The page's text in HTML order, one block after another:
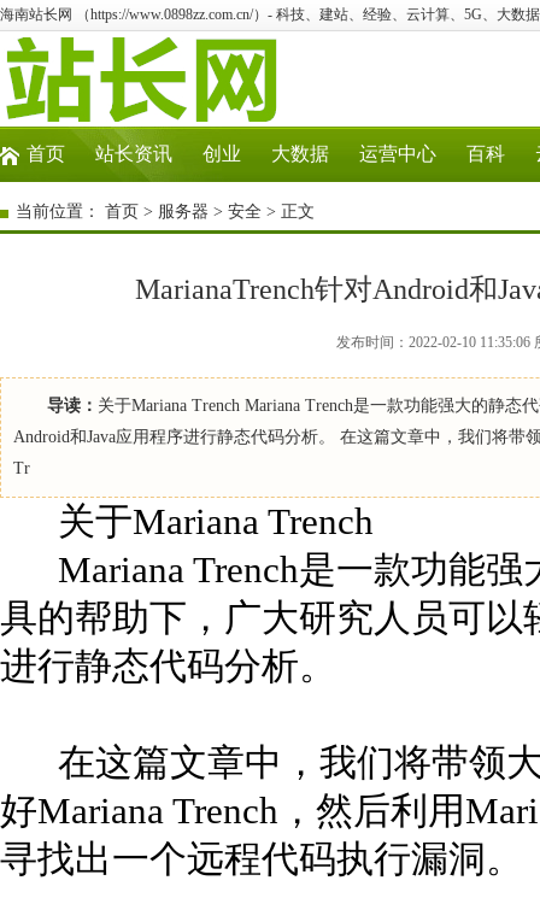
海南站长网 （https://www.0898zz.com.cn/）- 科技、建站、经验、云计算、5G、大数
首页 站长资讯 创业 大数据 运营中心 百科
当前位置： 首页 > 服务器 > 安全 > 正文
MarianaTrench针对Android和
发布时间：2022-02-10
导读： 关于Mariana Trench Mariana Trench是一款功能强大的静
Android和Java应用程序进行静态代码分析。 在这篇文章中，我们将带
Tr
关于Mariana Trench
Mariana Trench是一款功能强
具的帮助下，广大研究人员可以
进行静态代码分析。
在这篇文章中，我们将带领
好Mariana Trench，然后利用
寻找出一个远程代码执行漏洞。